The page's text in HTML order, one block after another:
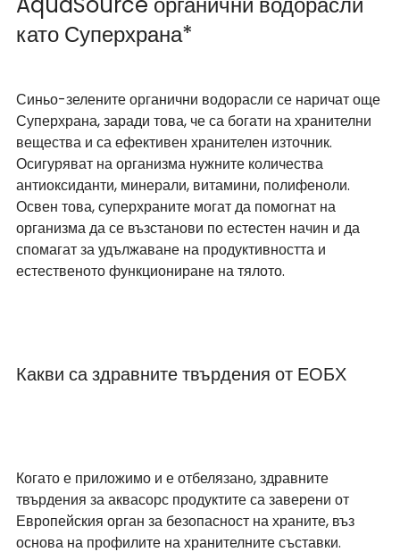
като Суперхрана*
Синьо-зелените органични водорасли се наричат още
Суперхрана, заради това, че са богати на хранителни
вещества и са ефективен хранителен източник.
Осигуряват на организма нужните количества
антиоксиданти, минерали, витамини, полифеноли.
Освен това, суперхраните могат да помогнат на
организма да се възстанови по естестен начин и да
спомагат за удължаване на продуктивността и
естественото функциониране на тялото.
Какви са здравните твърдения от ЕОБХ
Когато е приложимо и е отбелязано, здравните
твърдения за аквасорс продуктите са заверени от
Европейския орган за безопасност на храните, въз
основа на профилите на хранителните съставки.